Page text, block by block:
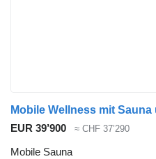
EUR 39’900 ≈ CHF 37’290
Mobile Sauna